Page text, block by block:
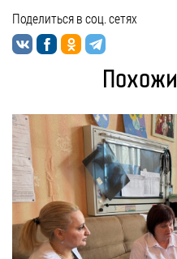
Поделиться в соц. сетях